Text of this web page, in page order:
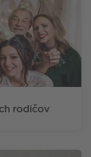
rodičov